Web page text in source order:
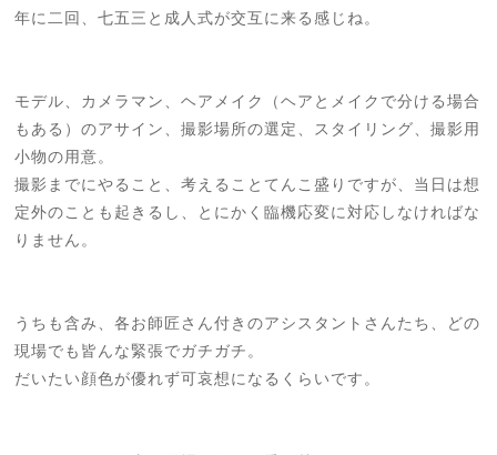
年に二回、七五三と成人式が交互に来る感じね。
モデル、カメラマン、ヘアメイク（ヘアとメイクで分ける場合
もある）のアサイン、撮影場所の選定、スタイリング、撮影用
小物の用意。
撮影までにやること、考えることてんこ盛りですが、当日は想
定外のことも起きるし、とにかく臨機応変に対応しなければな
りません。
うちも含み、各お師匠さん付きのアシスタントさんたち、どの
現場でも皆んな緊張でガチガチ。
だいたい顔色が優れず可哀想になるくらいです。